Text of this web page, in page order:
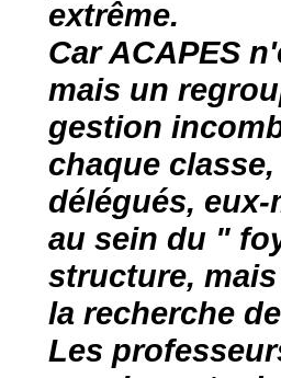
extrême.
Car ACAPES
mais un
gestion
chaque
délégués,
au sein du "
structure,
la recherche
Les